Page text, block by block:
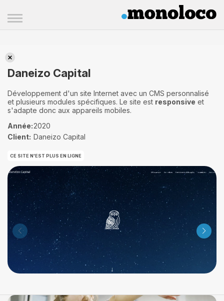
Daneizo Capital
Développement d'un site Internet avec un CMS personnalisé
et plusieurs modules spécifiques. Le site est responsive et
s'adapte donc aux appareils mobiles.
Année:2020
Client: Daneizo Capital
CE SITE N'EST PLUS EN LIGNE